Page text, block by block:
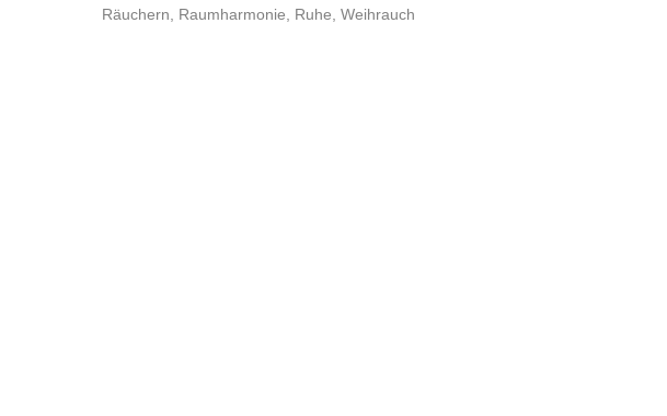
Räuchern
Raumharmonie Ruhe Weihrauch